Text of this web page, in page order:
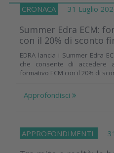
CRONACA 31 Luglio
Summer Edra ECM:
con il 20% di sconto
EDRA lancia i Summer Edra
che consente di
formativo ECM con il 20% di
Approfondisci
APPROFONDIMENTI 31